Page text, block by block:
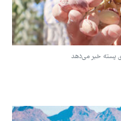
پسته خبر می‌دهد